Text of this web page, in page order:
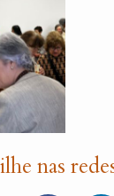
nas